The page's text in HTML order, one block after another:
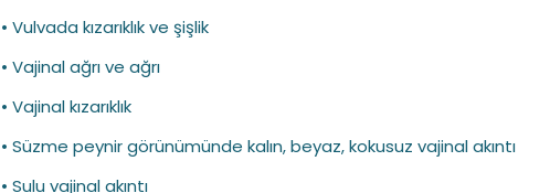
• Vulvada kızarıklık ve şişlik
• Vajinal ağrı ve ağrı
• Vajinal kızarıklık
• Süzme peynir görünümünde kalın, beyaz, kokusuz vajinal akıntı
• Sulu vajinal akıntı